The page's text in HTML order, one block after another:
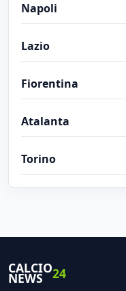
Napoli
Lazio
Fiorentina
Atalanta
Torino
CALCIO
NEWS 24